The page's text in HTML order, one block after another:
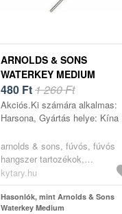
ARNOLDS & SONS
WATERKEY MEDIUM
480 Ft1 260 Ft
Akciós.Ki számára alkalmas:
Harsona, Gyártás helye: Kína
arnolds & sons, fúvós, fúvós
hangszer tartozékok,
alkatrészek, rézfúvós hangszer
kytary.hu
Hasonlók, mint Arnolds & Sons
Waterkey Medium